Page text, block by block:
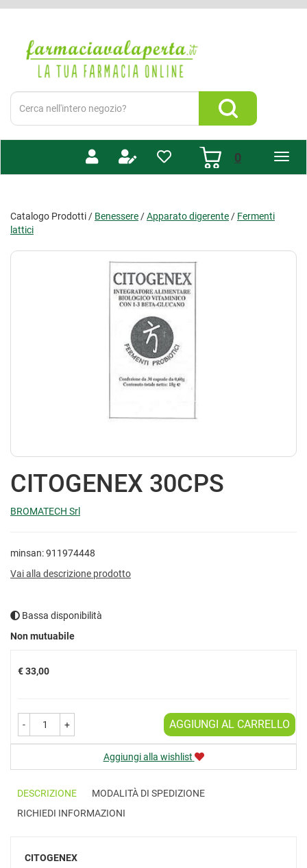
principale
Valaperta
Cerca
Prodotto
Cerca Prodotto
0prodotti
Catalogo Prodotti / Benessere /Apparato digerente / Fermenti
lattici
CITOGENEX 30CPS
BROMATECH Srl
minsan: 911974448
Vai alla descrizione prodotto
Bassa disponibilità
Non mutuabile
Prezzo
€ 33,00
- + AGGIUNGI AL CARRELLO
Aggiungi alla wishlist
DESCRIZIONE
MODALITÀ DI SPEDIZIONE
RICHIEDI INFORMAZIONI
CITOGENEX